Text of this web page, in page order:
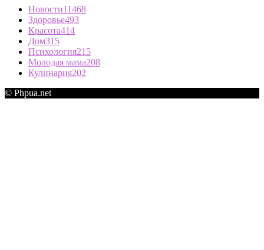
Новости11468
Здоровье493
Красота414
Дом315
Психология215
Молодая мама208
Кулинария202
© Phpua.net